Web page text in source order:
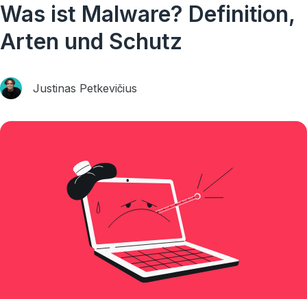
Was ist Malware? Definition,
Arten und Schutz
Justinas Petkevičius